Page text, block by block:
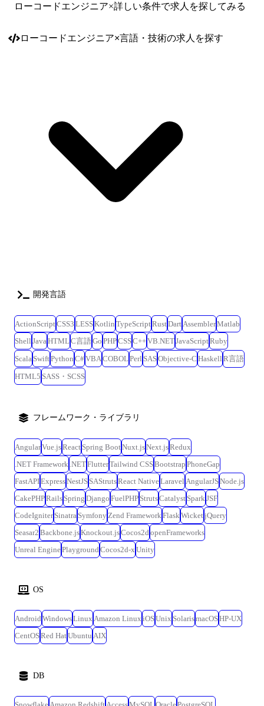
ています。 顧客の反応がダイレクトに帰ってくる案件が多く、自身の成
は、ITアーキテクト、ERPコンサルタントなど、希望や志向に応じ様々
開発 ┗要件定義から設計、開発 ┗業務自動化、業務フローの効率化、
・デジタル・アダプション・プラットフォーム(WalkMe、Techtouchなど)
を用いた開発 ┗既存システムの利便性を向上のためのツール提案、業務
効率化、生産性の個工場の提案 ┗要件定義、設計、開発 ┗既存システム
との連携やパフォーマンス最適化 ・AI活用基盤の構築 ┗生成AI/ローコ
ードツールを活用した業務効率化 ┗AI活用のPoC・技術検証、実現性検
証と精度検証・改善、プロンプトエンジニアリング
ローコードエンジニア×詳しい条件で求人を探してみる
ローコードエンジニア×言語・技術の求人を探す
開発言語
ActionScriptCSS3 LESSKotlin TypeScriptRustDart AssemblerMatlab
Shell Java HTML C言語Go PHPCSSC++VB.NETJavaScriptRuby
Scala SwiftPython C#VBA COBOL Perl SASObjective-C Haskell R言語
HTML5 SASS・SCSS
フレームワーク・ライブラリ
AngularVue.jsReact Spring BootNuxt.jsNext.jsRedux
.NET Framework .NETFlutterTailwind CSSBootstrap PhoneGap
FastAPIExpressNestJS SAStrutsReact NativeLaravel AngularJSNode.js
CakePHPRails Spring Django FuelPHP StrutsCatalyst Spark JSF
CodeIgniter Sinatra Symfony Zend Framework Flask WicketjQuery
Seasar2 Backbone.jsKnockout.jsCocos2d openFrameworks
Unreal EnginePlayground Cocos2d-x Unity
OS
Android WindowsLinux Amazon Linux iOSUnix SolarismacOSHP-UX
CentOSRed HatUbuntu AIX
DB